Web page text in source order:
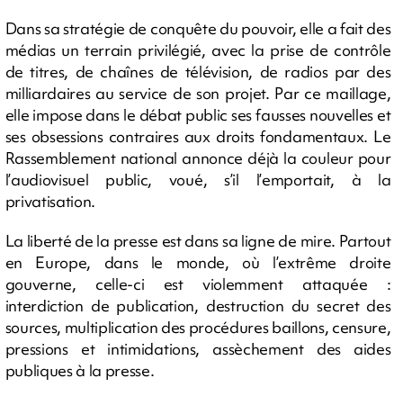
Dans sa stratégie de conquête du pouvoir, elle a fait des
médias un terrain privilégié, avec la prise de contrôle
de titres, de chaînes de télévision, de radios par des
milliardaires au service de son projet. Par ce maillage,
elle impose dans le débat public ses fausses nouvelles et
ses obsessions contraires aux droits fondamentaux. Le
Rassemblement national annonce déjà la couleur pour
l’audiovisuel public, voué, s’il l’emportait, à la
privatisation.
La liberté de la presse est dans sa ligne de mire. Partout
en Europe, dans le monde, où l’extrême droite
gouverne, celle-ci est violemment attaquée :
interdiction de publication, destruction du secret des
sources, multiplication des procédures baillons, censure,
pressions et intimidations, assèchement des aides
publiques à la presse.